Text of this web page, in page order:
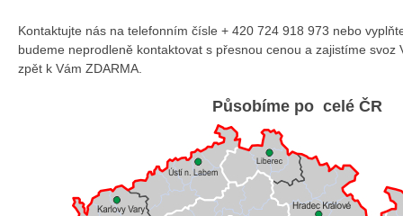
Kontaktujte nás na telefonním čísle + 420 724 918 973 nebo
budeme neprodleně kontaktovat s přesnou cenou a zajistíme svoz
zpět k Vám ZDARMA.
Působíme po celé ČR